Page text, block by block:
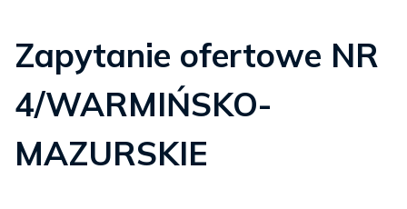
Zapytanie ofertowe NR
4/WARMIŃSKO-
MAZURSKIE